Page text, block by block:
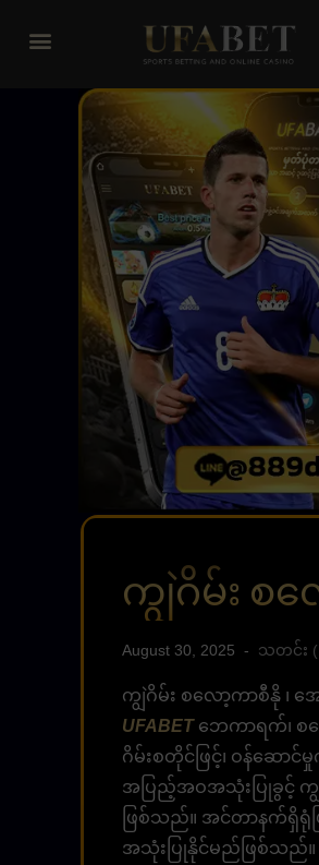
ကျွဲဂိမ်း စ
August 30, 2025 သတင်း
ကျွဲဂိမ်း စလော့ကာစီနို ၊
UFABETဘေကာရက်၊ စလ
ဂိမ်းစတိုင်ဖြင့်၊ ဝန်ဆေ
အပြည့်အဝအသုံးပြုခွင့်
ဖြစ်သည်။ အင်တာနက်ရှိ
အသုံးပြုနိုင်မည်ဖြစ်သည်။